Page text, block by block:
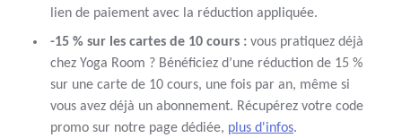
lien de paiement avec la réduction appliquée.
-15 % sur les cartes de 10 cours : vous pratiquez déjà
chez Yoga Room ? Bénéficiez d’une réduction de 15 %
sur une carte de 10 cours, une fois par an, même si
vous avez déjà un abonnement. Récupérez votre code
promo sur notre page dédiée, plus d'infos.